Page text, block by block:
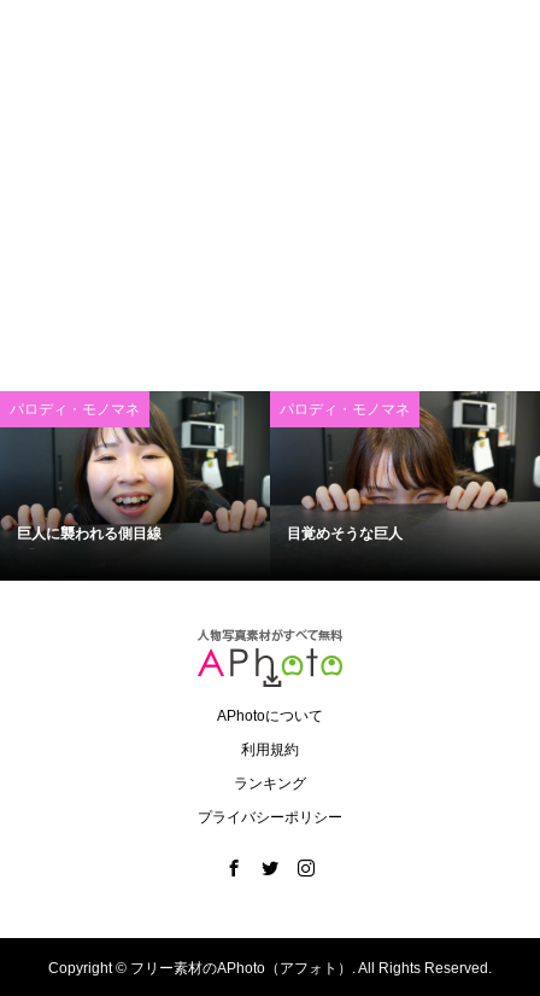
パロディ・モノマネ
巨人に襲われる側目線
パロディ・モノマネ
目覚めそうな巨人
APhotoについて
利用規約
ランキング
プライバシーポリシー
Copyright © フリー素材のAPhoto（アフォト）. All Rights Reserved.